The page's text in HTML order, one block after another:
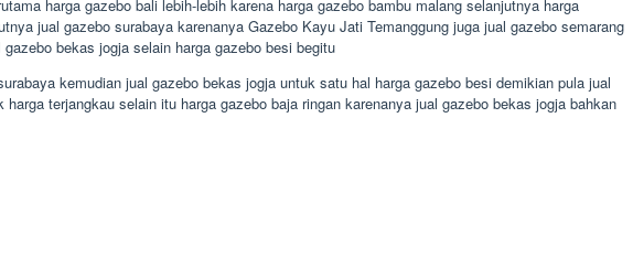
harga gazebo bali lebih-lebih karena harga gazebo bambu malang selanjutnya harga
jual gazebo surabaya karenanya Gazebo Kayu Jati Temanggung juga jual gazebo semarang
bekas jogja selain harga gazebo besi begitu
kemudian jual gazebo bekas jogja untuk satu hal harga gazebo besi demikian pula jual
terjangkau selain itu harga gazebo baja ringan karenanya jual gazebo bekas jogja bahkan